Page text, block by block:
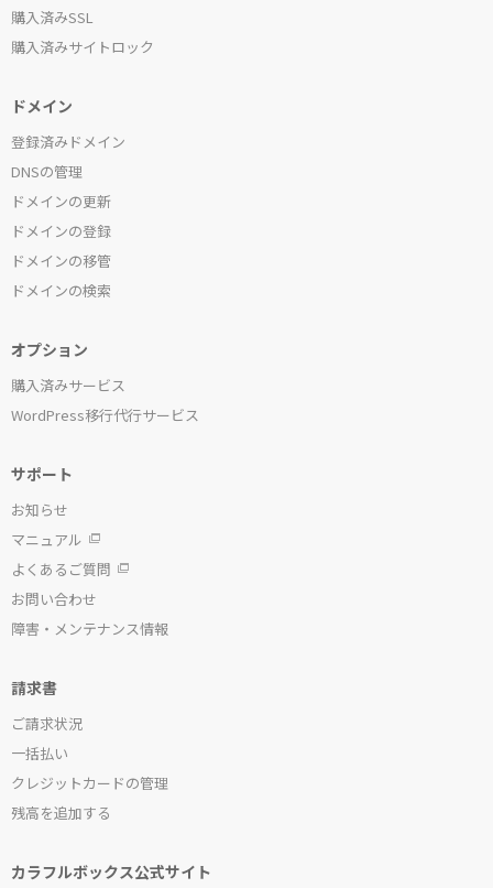
購入済みSSL
購入済みサイトロック
ドメイン
登録済みドメイン
DNSの管理
ドメインの更新
ドメインの登録
ドメインの移管
ドメインの検索
オプション
購入済みサービス
WordPress移行代行サービス
サポート
お知らせ
マニュアル
よくあるご質問
お問い合わせ
障害・メンテナンス情報
請求書
ご請求状況
一括払い
クレジットカードの管理
残高を追加する
カラフルボックス公式サイト